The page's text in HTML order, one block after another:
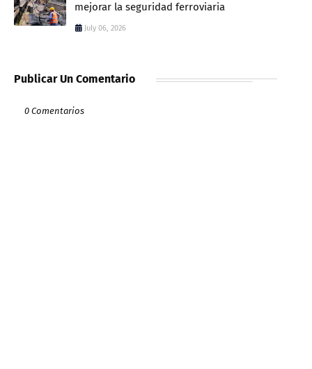
mejorar la seguridad ferroviaria
July 06, 2026
Publicar Un Comentario
0 Comentarios